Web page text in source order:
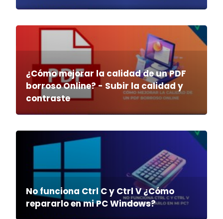
¿Cómo mejorar la calidad de un PDF
borroso Online? - Subir la calidad y
contraste
No funciona Ctrl C y Ctrl V ¿Cómo
repararlo en mi PC Windows?